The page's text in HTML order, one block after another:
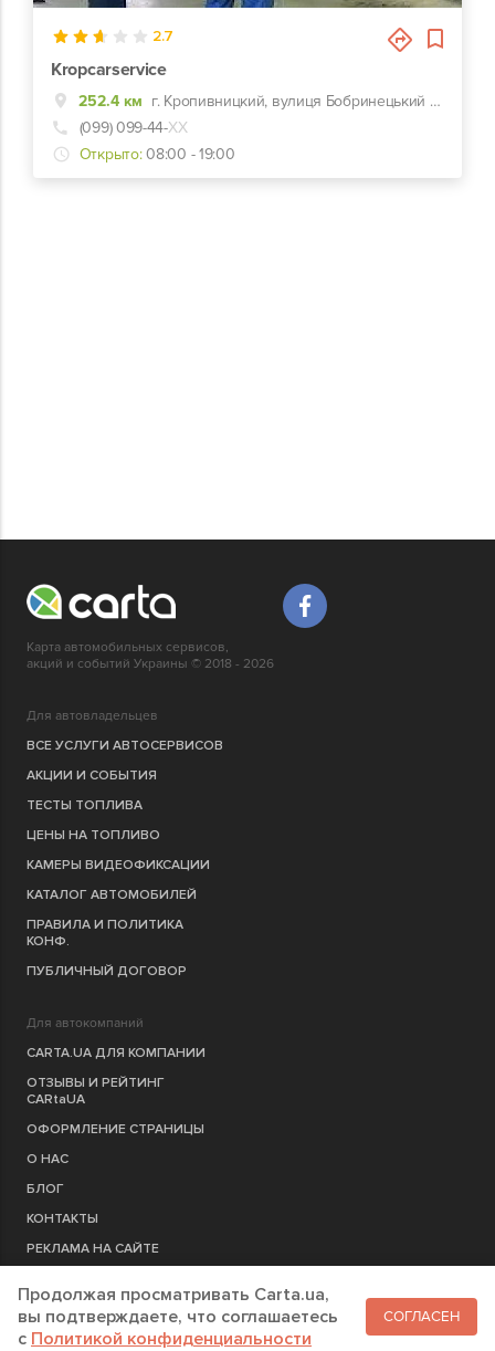
2.7
Kropcarservice
252.4 км
г. Кропивницкий, вулиця Бобринецький шлях, 68
(099) 099-44-ХХ
Открыто: 08:00 - 19:00
Карта автомобильных сервисов,
акций и событий Украины © 2018 - 2026
Для автовладельцев
ВСЕ УСЛУГИ АВТОСЕРВИСОВ
АКЦИИ И СОБЫТИЯ
ТЕСТЫ ТОПЛИВА
ЦЕНЫ НА ТОПЛИВО
КАМЕРЫ ВИДЕОФИКСАЦИИ
КАТАЛОГ АВТОМОБИЛЕЙ
ПРАВИЛА И ПОЛИТИКА
КОНФ.
ПУБЛИЧНЫЙ ДОГОВОР
Для автокомпаний
CARTA.UA ДЛЯ КОМПАНИИ
ОТЗЫВЫ И РЕЙТИНГ
CARtaUA
ОФОРМЛЕНИЕ СТРАНИЦЫ
О НАС
БЛОГ
КОНТАКТЫ
РЕКЛАМА НА САЙТЕ
РЕГИСТРАЦИЯ КОМПАНИЮ
Продолжая просматривать Carta.ua,
вы подтверждаете, что соглашаетесь
c Политикой конфиденциальности
СОГЛАСЕН